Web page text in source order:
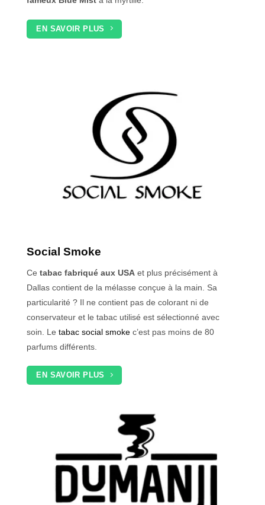
EN SAVOIR PLUS
Social Smoke
Ce tabac fabriqué aux USA et plus précisément à
Dallas contient de la mélasse conçue à la main. Sa
particularité ? Il ne contient pas de colorant ni de
conservateur et le tabac utilisé est sélectionné avec
soin. Le tabac social smoke c’est pas moins de 80
parfums différents.
EN SAVOIR PLUS